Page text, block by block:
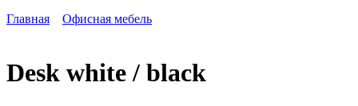
Главная
Офисная мебель
Desk white / black